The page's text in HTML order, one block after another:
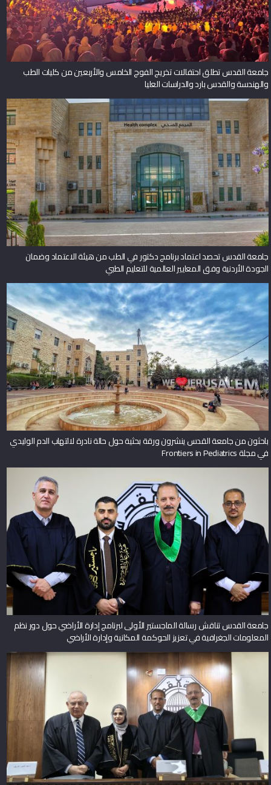
جامعة القدس تطلق احتفالات تخريج الفوج الخامس والأربعين من كليات الطب
والهندسة والقدس بارد والدراسات العليا
جامعة القدس تحصد اعتماد برنامج دكتور في الطب من هيئة الاعتماد وضمان
الجودة الأردنية وفق المعايير العالمية للتعليم الطبي
باحثون من جامعة القدس ينشرون ورقة بحثية حول حالة نادرة لالتهاب الدم الوليدي
في مجلة Frontiers in Pediatrics
جامعة القدس تناقش رسالة الماجستير الأولى لبرنامج إدارة الأراضي حول دور نظم
المعلومات الجغرافية في تعزيز الحوكمة المكانية وإدارة الأراضي